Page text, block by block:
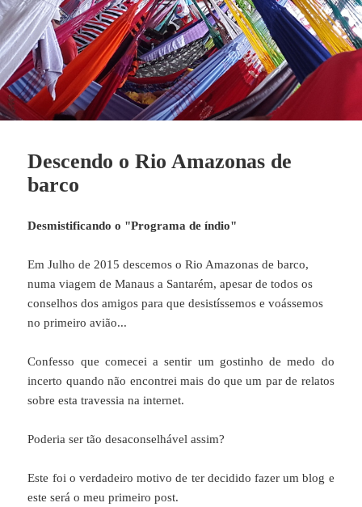
Descendo o Rio Amazonas de
barco
Desmistificando o "Programa de índio"
Em Julho de 2015 descemos o Rio Amazonas de barco,
numa viagem de Manaus a Santarém, apesar de todos os
conselhos dos amigos para que desistíssemos e voássemos
no primeiro avião...
Confesso que comecei a sentir um gostinho de medo do
incerto quando não encontrei mais do que um par de relatos
sobre esta travessia na internet.
Poderia ser tão desaconselhável assim?
Este foi o verdadeiro motivo de ter decidido fazer um blog e
este será o meu primeiro post.